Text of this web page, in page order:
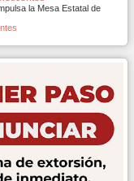
la Mesa Estatal de